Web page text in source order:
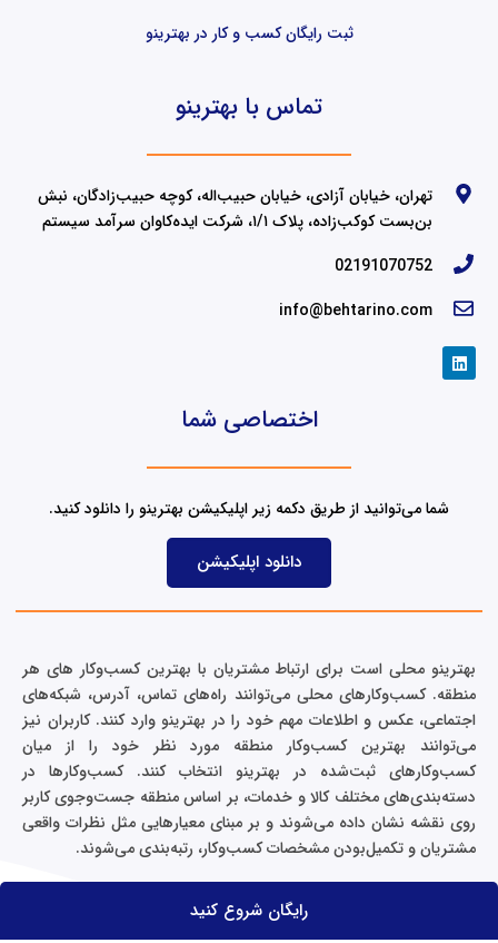
رایگان شروع کنید
ثبت رایگان کسب و کار در بهترینو
تماس با بهترینو
تهران، خیابان آزادی، خیابان حبیب‌اله، کوچه حبیب‌زادگان، نبش
بن‌بست کوکب‌زاده، پلاک ۱/۱، شرکت ایده‌کاوان سرآمد سیستم
02191070752
info@behtarino.com
L
i
n
اختصاصی شما
شما می‌توانید از طریق دکمه زیر اپلیکیشن بهترینو را دانلود کنید.
دانلود اپلیکیشن
بهترینو محلی است برای ارتباط مشتریان با بهترین کسب‌وکار های هر
منطقه. کسب‌وکارهای محلی می‌توانند راه‌های تماس، آدرس، شبکه‌های
اجتماعی، عکس و اطلاعات مهم خود را در بهترینو وارد کنند. کاربران نیز
می‌توانند بهترین کسب‌وکار منطقه مورد نظر خود را از میان
کسب‌وکارهای ثبت‌شده در بهترینو انتخاب کنند. کسب‌وکارها در
دسته‌بندی‌های مختلف کالا و خدمات، بر اساس منطقه جست‌وجوی کاربر
روی نقشه نشان داده می‌شوند و بر مبنای معیارهایی مثل نظرات واقعی
مشتریان و تکمیل‌بودن مشخصات کسب‌وکار، رتبه‌بندی می‌شوند.